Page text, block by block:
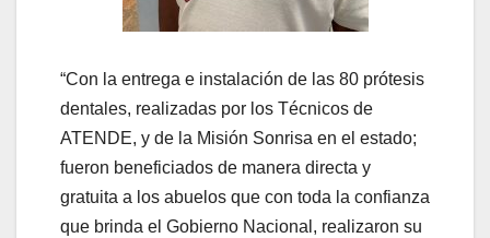
“Con la entrega e instalación de las 80 prótesis
dentales, realizadas por los Técnicos de
ATENDE, y de la Misión Sonrisa en el estado;
fueron beneficiados de manera directa y
gratuita a los abuelos que con toda la confianza
que brinda el Gobierno Nacional, realizaron su